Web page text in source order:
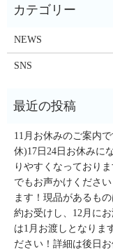
NEWS
SNS
11月お休みのご案内
休)17日24日お休みに
りやすくなっており
でもお声かけくださ
ます！現品があるも
約お受けし、12月に
は1月お渡しとなりま
ださい！詳細は後日